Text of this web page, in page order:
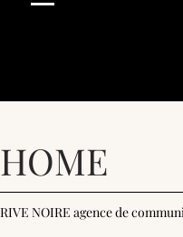
HOME
RIVE NOIRE agence de